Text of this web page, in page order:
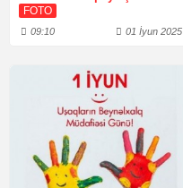
FOTO
09:10 01 İyun 2025